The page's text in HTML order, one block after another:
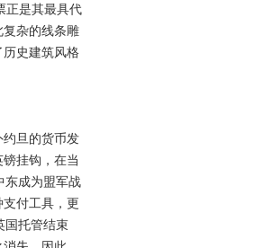
正是其最具代
杂的线条雕
史建筑风格
约旦的货币发
挂钩，在当
东成为盟军战
付工具，更
国托管结束